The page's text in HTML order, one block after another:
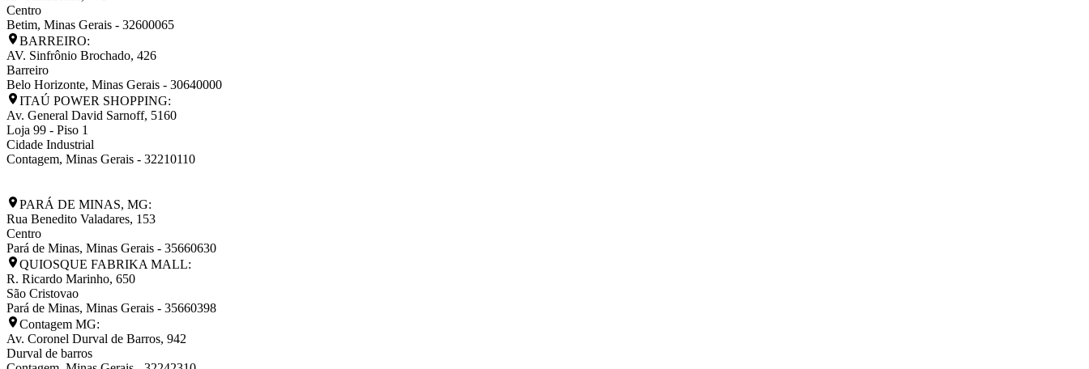
Centro
Betim, Minas Gerais - 32600065
BARREIRO:
AV. Sinfrônio Brochado, 426
Barreiro
Belo Horizonte, Minas Gerais - 30640000
ITAÚ POWER SHOPPING:
Av. General David Sarnoff, 5160
Loja 99 - Piso 1
Cidade Industrial
Contagem, Minas Gerais - 32210110
PARÁ DE MINAS, MG:
Rua Benedito Valadares, 153
Centro
Pará de Minas, Minas Gerais - 35660630
QUIOSQUE FABRIKA MALL:
R. Ricardo Marinho, 650
São Cristovao
Pará de Minas, Minas Gerais - 35660398
Contagem MG:
Av. Coronel Durval de Barros, 942
Durval de barros